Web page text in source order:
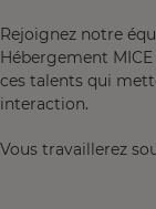
Rejoignez notre
Hébergement
ces talents qui
interaction.
Vous travaillerez